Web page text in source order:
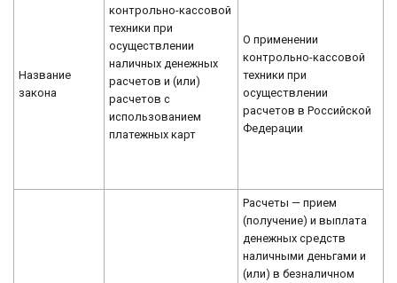
Название
закона
контрольно-кассовой
техники при
осуществлении
наличных денежных
расчетов и (или)
расчетов с
использованием
платежных карт
О применении
контрольно-кассовой
техники при
осуществлении
расчетов в Российской
Федерации
Расчеты — прием
(получение) и выплата
денежных средств
наличными деньгами и
(или) в безналичном